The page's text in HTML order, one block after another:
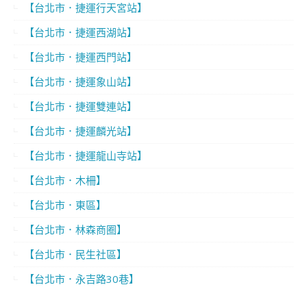
【台北市．捷運行天宮站】
【台北市．捷運西湖站】
【台北市．捷運西門站】
【台北市．捷運象山站】
【台北市．捷運雙連站】
【台北市．捷運麟光站】
【台北市．捷運龍山寺站】
【台北市．木柵】
【台北市．東區】
【台北市．林森商圈】
【台北市．民生社區】
【台北市．永吉路30巷】